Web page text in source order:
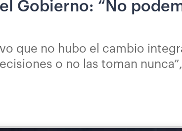
Gobierno: “No
que no hubo el cambio
o no las toman